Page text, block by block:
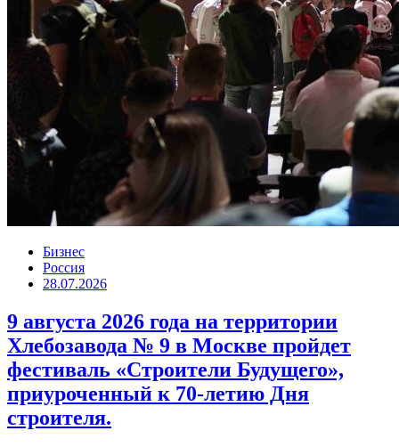
Бизнес
Россия
28.07.2026
9 августа 2026 года на территории
Хлебозавода № 9 в Москве пройдет
фестиваль «Строители Будущего»,
приуроченный к 70-летию Дня
строителя.